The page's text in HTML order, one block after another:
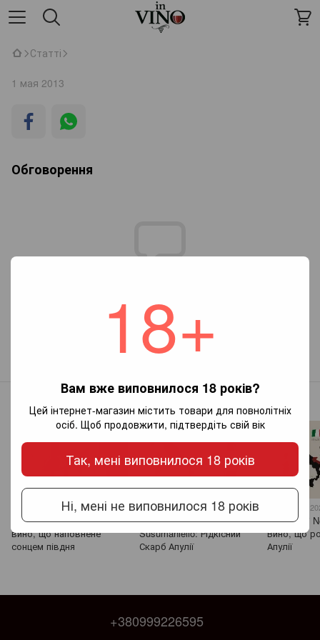
18+
Вам вже виповнилося 18 років?
Цей інтернет-магазин містить товари для повнолітніх
осіб. Щоб продовжити, підтвердіть свій вік
Так, мені виповнилося 18 років
Ні, мені не виповнилося 18 років
Статті
1 мая 2013
Обговорення
Новий коментар
IGP du Gard: Французьке
вино, що наповнене
сонцем півдня
29 ноября 2024
акція
Вино Carlo Sani
Susumaniello: Рідкісний
Скарб Апулії
29 ноября
Carlo Sani
Вино, що
Апулії
+380999226595